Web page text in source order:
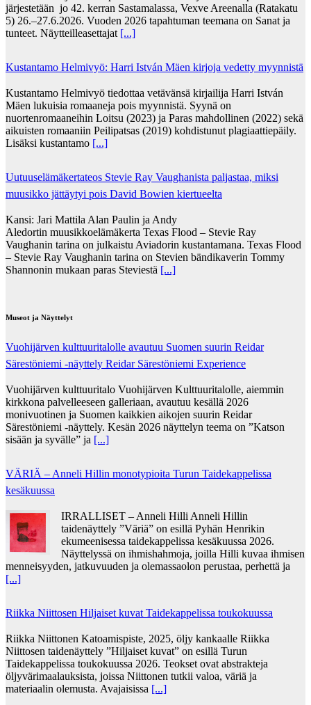
järjestetään jo 42. kerran Sastamalassa, Vexve Areenalla (Ratakatu
5) 26.–27.6.2026. Vuoden 2026 tapahtuman teemana on Sanat ja
tunteet. Näytteilleasettajat [...]
Kustantamo Helmivyö: Harri István Mäen kirjoja vedetty myynnistä
Kustantamo Helmivyö tiedottaa vetävänsä kirjailija Harri István
Mäen lukuisia romaaneja pois myynnistä. Syynä on
nuortenromaaneihin Loitsu (2023) ja Paras mahdollinen (2022) sekä
aikuisten romaaniin Peilipatsas (2019) kohdistunut plagiaattiepäily.
Lisäksi kustantamo [...]
Uutuuselämäkertateos Stevie Ray Vaughanista paljastaa, miksi
muusikko jättäytyi pois David Bowien kiertueelta
Kansi: Jari Mattila Alan Paulin ja Andy
Aledortin muusikkoelämäkerta Texas Flood – Stevie Ray
Vaughanin tarina on julkaistu Aviadorin kustantamana. Texas Flood
– Stevie Ray Vaughanin tarina on Stevien bändikaverin Tommy
Shannonin mukaan paras Steviestä [...]
Museot ja Näyttelyt
Vuohijärven kulttuuritalolle avautuu Suomen suurin Reidar
Särestöniemi -näyttely Reidar Särestöniemi Experience
Vuohijärven kulttuuritalo Vuohijärven Kulttuuritalolle, aiemmin
kirkkona palvelleeseen galleriaan, avautuu kesällä 2026
monivuotinen ja Suomen kaikkien aikojen suurin Reidar
Särestöniemi -näyttely. Kesän 2026 näyttelyn teema on ”Katson
sisään ja syvälle” ja [...]
VÄRIÄ – Anneli Hillin monotypioita Turun Taidekappelissa
kesäkuussa
IRRALLISET – Anneli Hilli Anneli Hillin
taidenäyttely ”Väriä” on esillä Pyhän Henrikin
ekumeenisessa taidekappelissa kesäkuussa 2026.
Näyttelyssä on ihmishahmoja, joilla Hilli kuvaa ihmisen
menneisyyden, jatkuvuuden ja olemassaolon perustaa, perhettä ja
[...]
Riikka Niittosen Hiljaiset kuvat Taidekappelissa toukokuussa
Riikka Niittonen Katoamispiste, 2025, öljy kankaalle Riikka
Niittosen taidenäyttely ”Hiljaiset kuvat” on esillä Turun
Taidekappelissa toukokuussa 2026. Teokset ovat abstrakteja
öljyvärimaalauksista, joissa Niittonen tutkii valoa, väriä ja
materiaalin olemusta. Avajaisissa [...]